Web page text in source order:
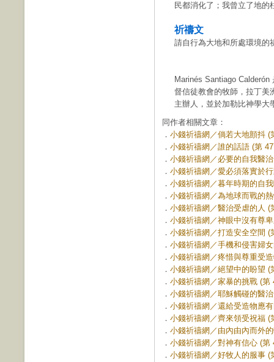
民都消化了；我曾立了地的
祈禱文
請自行為大地和所處環境的
Marinés Santiago
督信徒教會的牧師，拉丁美
主辦人，並於加勒比神學大
同作者相關文章：
． 小錢祈禱網／倘若大地顫抖 (
． 小錢祈禱網／誰的話語 (第
． 小錢祈禱網／必要的自我醫
． 小錢祈禱網／愛必須落實於
． 小錢祈禱網／暮年時期的自
． 小錢祈禱網／為地球而戰的
． 小錢祈禱網／醫治受虐的人 (
． 小錢祈禱網／神眼中沒有尊
． 小錢祈禱網／打造安全空間 (
． 小錢祈禱網／手機和侵害婦
． 小錢祈禱網／疼惜與尊重受
． 小錢祈禱網／絕望中的盼望 (
． 小錢祈禱網／家暴的挑戰 (第
． 小錢祈禱網／耶穌觸碰的醫
． 小錢祈禱網／還給受造物應
． 小錢祈禱網／齊來領受祝福 (
． 小錢祈禱網／由內由內而外
． 小錢祈禱網／對神有信心 (第
． 小錢祈禱網／好牧人的服事 (